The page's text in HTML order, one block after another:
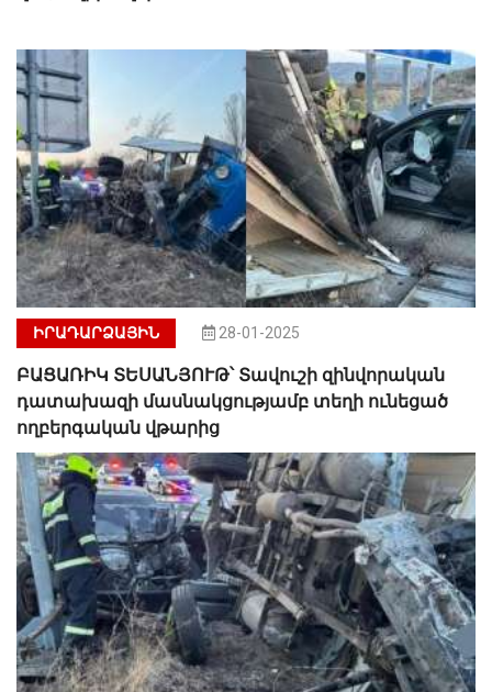
ԻՐԱԴԱՐՁԱՅԻՆ 28-01-2025
ԲԱՑԱՌԻԿ ՏԵՍԱՆՅՈՒԹ՝ Տավուշի զինվորական
դատախազի մասնակցությամբ տեղի ունեցած
ողբերգական վթարից